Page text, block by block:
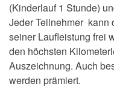
(Kinderlauf 1 Stunde)
Jeder Teilnehmer kann
seiner Laufleistung frei
den höchsten
Auszeichnung. Auch
werden prämiert.